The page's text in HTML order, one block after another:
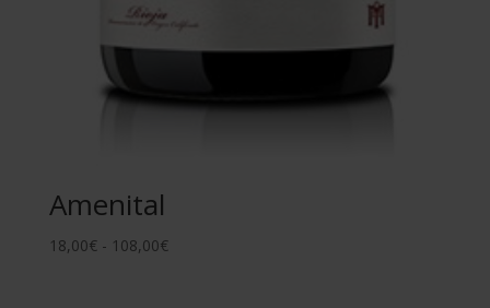
Amenital
18,00€ - 108,00€Rango